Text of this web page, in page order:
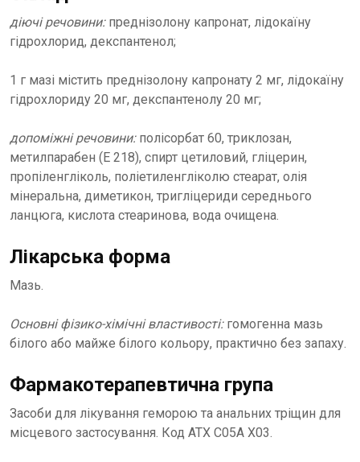
діючі речовини: преднізолону капронат, лідокаїну
гідрохлорид, декспантенол;
1 г мазі містить преднізолону капронату 2 мг, лідокаїну
гідрохлориду 20 мг, декспантенолу 20 мг;
допоміжні речовини:полісорбат 60, триклозан,
метилпарабен (Е 218), спирт цетиловий, гліцерин,
пропіленгліколь, поліетиленгліколю стеарат, олія
мінеральна, диметикон, тригліцериди середнього
ланцюга, кислота стеаринова, вода очищена.
Лікарська форма
Мазь.
Основні фізико-хімічні властивості:гомогенна мазь
білого або майже білого кольору, практично без запаху.
Фармакотерапевтична група
Засоби для лікування геморою та анальних тріщин для
місцевого застосування. Код АТХ C05A Х03.